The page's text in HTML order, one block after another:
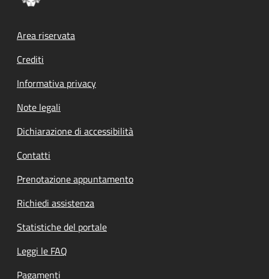
Footer menu
Area riservata
Crediti
Informativa privacy
Note legali
Dichiarazione di accessibilità
Contatti
Prenotazione appuntamento
Richiedi assistenza
Statistiche del portale
Leggi le FAQ
Pagamenti